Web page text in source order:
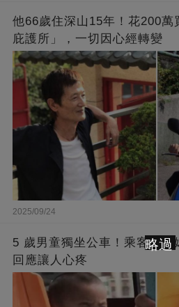
他66歲住深山15年！花200萬
庇護所」，一切因心經轉變
2025/09/24
5 歲男童獨坐公車！乘客問「
回應讓人心疼
略過